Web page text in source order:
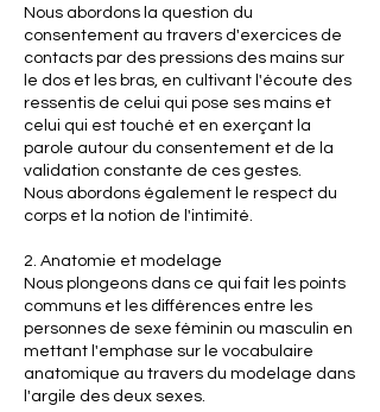
Nous abordons la question du
consentement au travers d'exercices de
contacts par des pressions des mains sur
le dos et les bras, en cultivant l'écoute des
ressentis de celui qui pose ses mains et
celui qui est touché et en exerçant la
parole autour du consentement et de la
validation constante de ces gestes.
Nous abordons également le respect du
corps et la notion de l'intimité.
2. Anatomie et modelage
Nous plongeons dans ce qui fait les points
communs et les différences entre les
personnes de sexe féminin ou masculin en
mettant l'emphase sur le vocabulaire
anatomique au travers du modelage dans
l'argile des deux sexes.